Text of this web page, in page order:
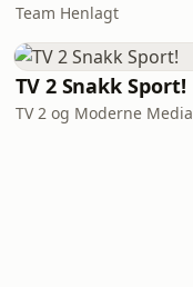
Team Henlagt
TV 2 Snakk Sport!
TV 2 og Moderne Media